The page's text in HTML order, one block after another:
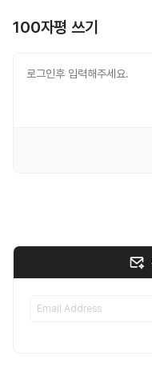
100자평 쓰기